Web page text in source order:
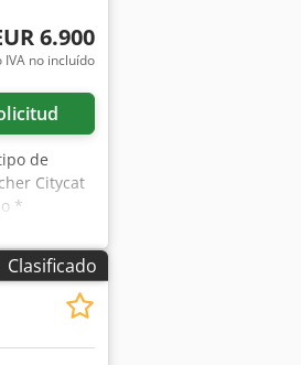
6.900
IVA no incluído
de
Citycat
*
Cepillo
€ + 19%
Clasificado